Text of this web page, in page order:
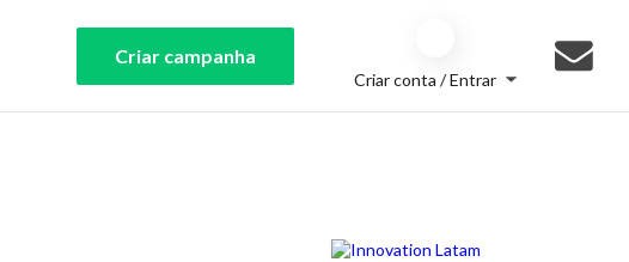
Criar campanha
Criar conta / Entrar